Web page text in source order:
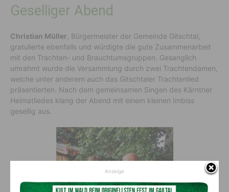
Geselliger Abend
Christian Müller, Bürgermeister der Gemeinde Gitschtal,
gratulierte ebenfalls und würdigte die gute Zusammenarbeit
mit den Trachten- und Brauchtumsgruppen. Gesanglich
umrahmt wurde die Versammlung durch zwei Trachtendamen,
welche unter anderem auch das Gitschtaler Trachtenlied
präsentierten. Nach dem gemeinsamen Singen des Kärntner
Heimatliedes klang der Abend mit einem kleinen Imbiss
gesellig aus.
Anzeige